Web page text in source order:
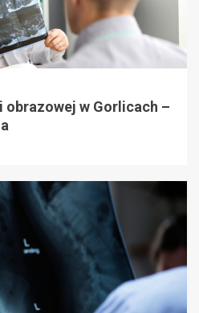
w Gorlicach –